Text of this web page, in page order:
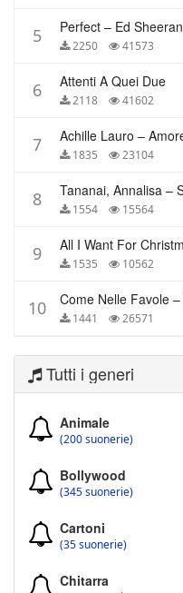
5 Perfect – Ed Sheeran
2250 41573
6 Attenti A Quei Due
2118 41602
7 1835 23104
8 1554 15564
9 1535 10562
10 1441 26571
Tutti i generi
Animale
(200 suonerie)
Bollywood
(345 suonerie)
Cartoni
(35 suonerie)
Chitarra